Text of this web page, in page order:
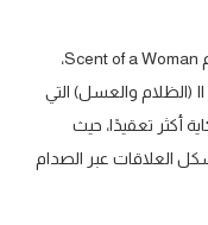
بعيدًا عن البريق الهوليوودي، الذي أحاط بفيلم Scent of a Woman،
تعود الرواية الإيطالية الأصلية Il Buio e il Miele (الظلام والعسل) التي
لتكشف عن حكاية أكثر تعقيدًا، حيث
العلاقات عبر الصدام